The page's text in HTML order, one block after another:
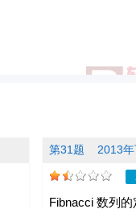
第31题 2013
Fibnacci 数列